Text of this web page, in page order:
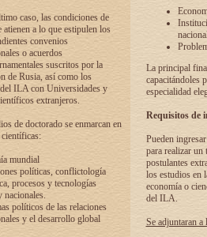
caso, las condiciones de
atienen a lo que estipulen los
convenios
o acuerdos
suscritos por la
de Rusia, así como los
ILA con Universidades y
extranjeros.
de doctorado se enmarcan en
científicas:
mundial
políticas, conflictología
procesos y tecnologías
nacionales.
políticos de las relaciones
y el desarrollo global
La principal
capacitándoles
especialidad
Requisitos de
Pueden
para realizar un
postulantes
los estudios en
economía o
del ILA.
Se adjuntaran a